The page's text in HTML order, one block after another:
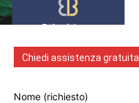
Chiedi assistenza gratuita
Nome (richiesto)